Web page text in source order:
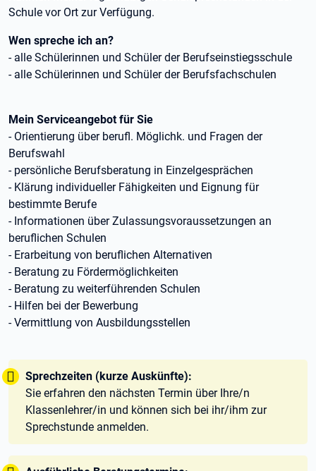
Schule vor Ort zur Verfügung.
Wen spreche ich an?
- alle Schülerinnen und Schüler der Berufseinstiegsschule
- alle Schülerinnen und Schüler der Berufsfachschulen
Mein Serviceangebot für Sie
- Orientierung über berufl. Möglichk. und Fragen der
Berufswahl
- persönliche Berufsberatung in Einzelgesprächen
- Klärung individueller Fähigkeiten und Eignung für
bestimmte Berufe
- Informationen über Zulassungsvoraussetzungen an
beruflichen Schulen
- Erarbeitung von beruflichen Alternativen
- Beratung zu Fördermöglichkeiten
- Beratung zu weiterführenden Schulen
- Hilfen bei der Bewerbung
- Vermittlung von Ausbildungsstellen
Tipp:
Sprechzeiten (kurze Auskünfte):
Sie erfahren den nächsten Termin über Ihre/n
Klassenlehrer/in und können sich bei ihr/ihm zur
Sprechstunde anmelden.